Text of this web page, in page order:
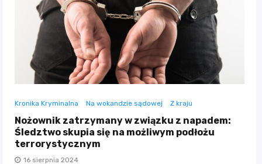
Kronika Kryminalna Na wokandzie sądowej Z kraju
Nożownik zatrzymany w związku z napadem:
Śledztwo skupia się na możliwym podłożu
terrorystycznym
16 sierpnia 2024